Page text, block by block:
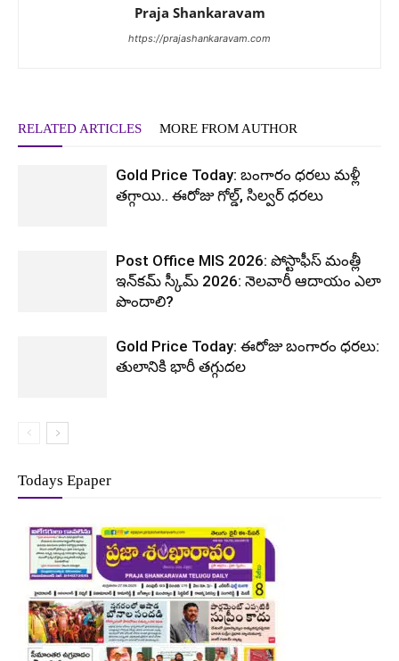
Praja Shankaravam
https://prajashankaravam.com
RELATED ARTICLES MORE FROM AUTHOR
Gold Price Today: బంగారం ధరలు మళ్లీ
తగ్గాయి.. ఈరోజు గోల్డ్, సిల్వర్ ధరలు
Post Office MIS 2026: పోస్టాఫీస్ మంత్లీ
ఇన్‌కమ్ స్కీమ్ 2026: నెలవారీ ఆదాయం ఎలా
పొందాలి?
Gold Price Today: ఈరోజు బంగారం ధరలు:
తులానికి భారీ తగ్గుదల
Todays Epaper